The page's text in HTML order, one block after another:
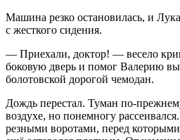
Машина резко остановилась, и
с жесткого сидения.
— Приехали, доктор! — весело
боковую дверь и помог Валерию
болотовской дорогой чемодан.
Дождь перестал. Туман по-
воздухе, но понемногу
резными воротами, перед